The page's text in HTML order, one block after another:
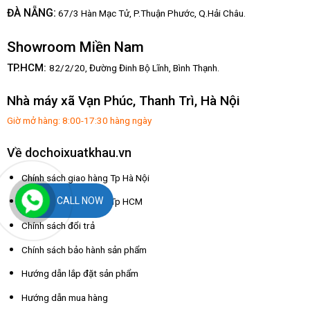
ĐÀ NẴNG: 67/3 Hàn Mạc Tử, P.Thuận Phước, Q.Hải Châu.
Showroom Miền Nam
TP.HCM: 82/2/20, Đường Đinh Bộ Lĩnh, Bình Thạnh.
Nhà máy xã Vạn Phúc, Thanh Trì, Hà Nội
Giờ mở hàng: 8:00-17:30 hàng ngày
Về dochoixuatkhau.vn
Chính sách giao hàng Tp Hà Nội
Chính sách giao hàng Tp HCM
Chính sách đổi trả
Chính sách bảo hành sản phẩm
Hướng dẫn lắp đặt sản phẩm
Hướng dẫn mua hàng
CALL NOW